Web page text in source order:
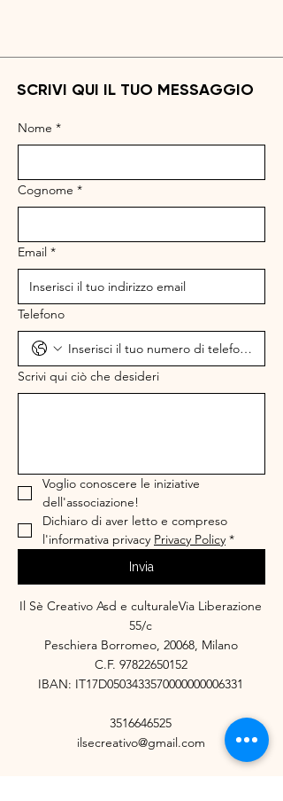
SCRIVI QUI IL TUO MESSAGGIO
Nome *
Cognome *
Email *
Telefono
Scrivi qui ciò che desideri
Voglio conoscere le iniziative
dell'associazione!
Dichiaro di aver letto e compreso
l'informativa privacy Privacy Policy *
Invia
Il Sè Creativo Asd e culturaleVia Liberazione
55/c
Peschiera Borromeo, 20068, Milano
C.F. 97822650152
IBAN: IT17D0503433570000000006331
3516646525
ilsecreativo@gmail.com